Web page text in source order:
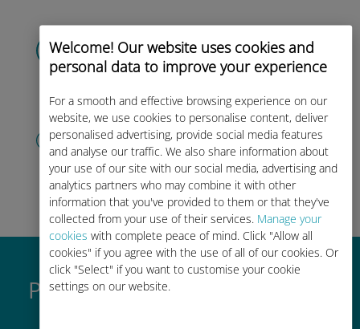
Welcome! Our website uses cookies and
personal data to improve your experience
For a smooth and effective browsing experience on our
website, we use cookies to personalise content, deliver
personalised advertising, provide social media features
and analyse our traffic. We also share information about
your use of our site with our social media, advertising and
analytics partners who may combine it with other
information that you've provided to them or that they've
collected from your use of their services. Manage your
cookies with complete peace of mind. Click "Allow all
cookies" if you agree with the use of all of our cookies. Or
click "Select" if you want to customise your cookie
settings on our website.
Flashearel código QR
para activar el plan de datose
instalar la Ubigi eSIM.¡Simple!
Crea tu cuenta
para empezar a utilizar tu plan de
datos, consultartu saldo y recargar
sobre la marcha.¡Que aproveche!
Por qué es tan buena la eSIM